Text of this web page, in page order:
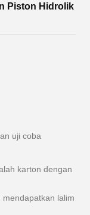
Piston Hidrolik
uji coba
karton dengan
lalim